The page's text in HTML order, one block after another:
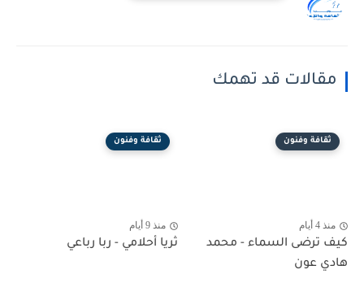
مقالات قد تهمك
ثقافة وفنون
منذ 4 أيام
كيف ترضى السماء - محمد
هادي عون
ثقافة وفنون
منذ 9 أيام
ثريا أحلامي - ربا رباعي